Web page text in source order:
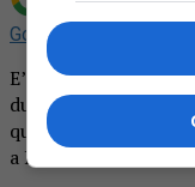
Google
E’ ancora in vita e
due persone date
questa mattina
a Buronzo.